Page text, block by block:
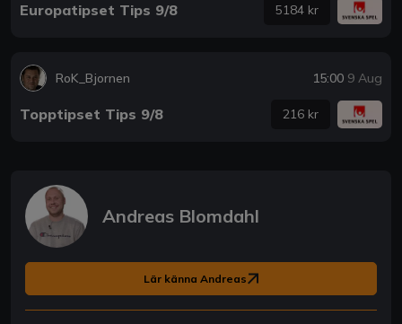
Europatipset Tips 9/8 5184 kr
RoK_Bjornen 15:00 9 Aug
Topptipset Tips 9/8 216 kr
Andreas Blomdahl
Lär känna Andreas